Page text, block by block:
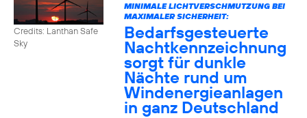
Credits: Lanthan Safe
Sky
MINIMALE LICHTVERSCHMUTZUNG BEI
MAXIMALER SICHERHEIT:
Bedarfsgesteuerte
Nachtkennzeichnung
sorgt für dunkle
Nächte rund um
Windenergieanlagen
in ganz Deutschland